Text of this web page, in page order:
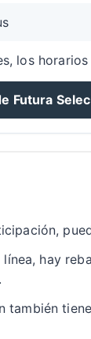
los
Futura
línea, hay
también